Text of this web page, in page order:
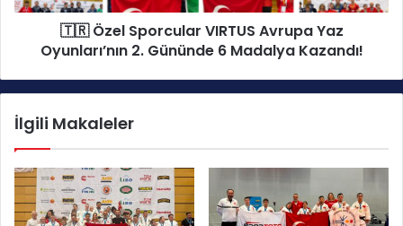
e
ı
ı
a
v
r
T
S
🇹🇷 Özel Sporcular VIRTUS Avrupa Yaz
Oyunları’nın 2. Gününde 6 Madalya Kazandı!
İlgili Makaleler